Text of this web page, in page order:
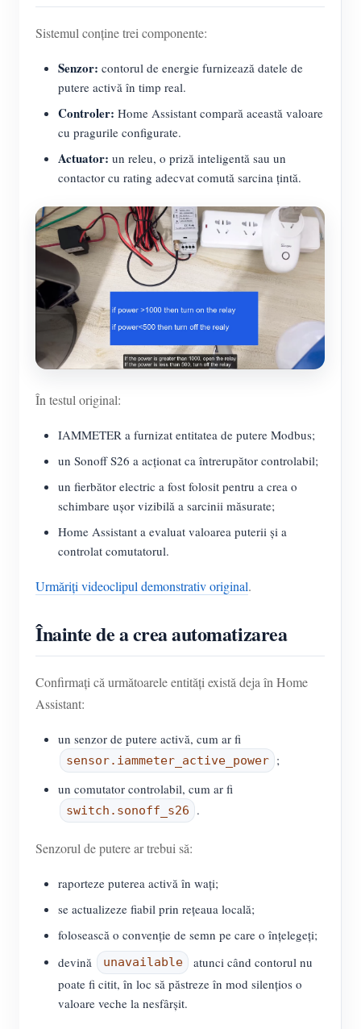
Sistemul conține trei componente:
Senzor: contorul de energie furnizează datele de
putere activă în timp real.
Controler: Home Assistant compară această valoare
cu pragurile configurate.
Actuator: un releu, o priză inteligentă sau un
contactor cu rating adecvat comută sarcina țintă.
În testul original:
IAMMETER a furnizat entitatea de putere Modbus;
un Sonoff S26 a acționat ca întrerupător controlabil;
un fierbător electric a fost folosit pentru a crea o
schimbare ușor vizibilă a sarcinii măsurate;
Home Assistant a evaluat valoarea puterii și a
controlat comutatorul.
Urmăriți videoclipul demonstrativ original.
Înainte de a crea automatizarea
Confirmați că următoarele entități există deja în Home
Assistant:
un senzor de putere activă, cum ar fi
sensor.iammeter_active_power ;
un comutator controlabil, cum ar fi
switch.sonoff_s26 .
Senzorul de putere ar trebui să:
raporteze puterea activă în wați;
se actualizeze fiabil prin rețeaua locală;
folosească o convenție de semn pe care o înțelegeți;
devină
unavailable
atunci când contorul nu
poate fi citit, în loc să păstreze în mod silențios o
valoare veche la nesfârșit.